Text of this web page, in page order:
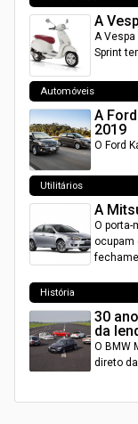
A
A
Sprint
Automóveis
A
2019
O Ford
Utilitários
A
O porta-
ocupam
História
30
da
O BMW
direto